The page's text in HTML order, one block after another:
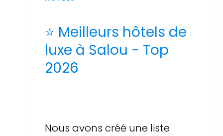
⭐ Meilleurs hôtels de
luxe à Salou - Top
2026
Nous avons créé une liste